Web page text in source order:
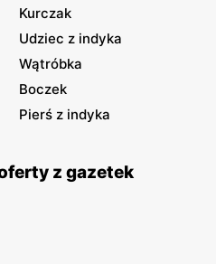
Kurczak
Udziec z indyka
Wątróbka
Boczek
Pierś z indyka
z gazetek